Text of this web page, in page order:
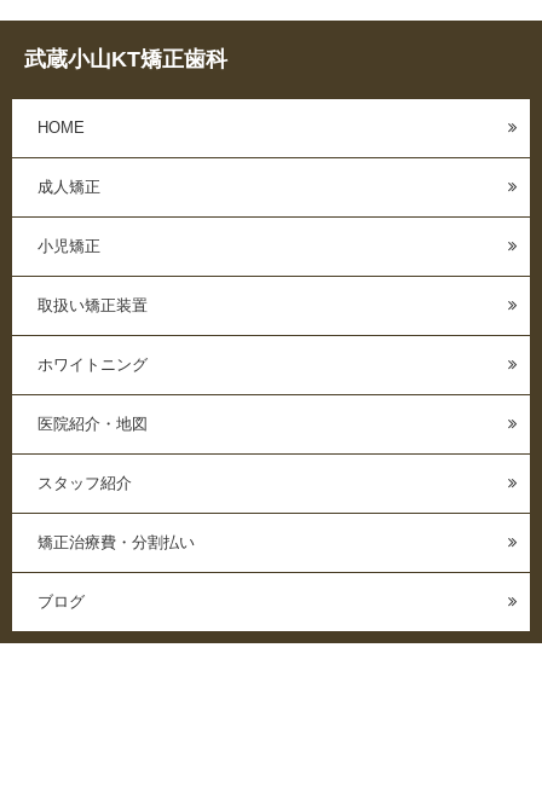
武蔵小山KT矯正歯科
HOME
成人矯正
小児矯正
取扱い矯正装置
ホワイトニング
医院紹介・地図
スタッフ紹介
矯正治療費・分割払い
ブログ